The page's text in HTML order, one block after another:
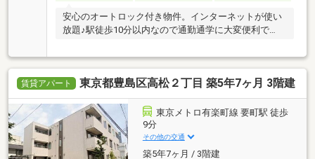
安心のオートロック付き物件。インターネットが使い
放題♪駅徒歩10分以内なので通勤通学に大変便利で
賃貸アパート 東京都豊島区高松２丁目 築5年7ヶ月 3階建
東京メトロ有楽町線 要町駅 徒歩
9分
その他の交通
築5年7ヶ月 / 3階建